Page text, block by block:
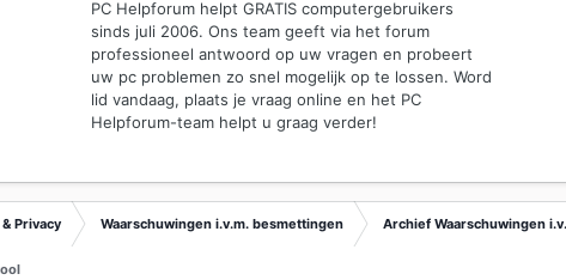
PC Helpforum helpt GRATIS computergebruikers
sinds juli 2006. Ons team geeft via het forum
professioneel antwoord op uw vragen en probeert
uw pc problemen zo snel mogelijk op te lossen. Word
lid vandaag, plaats je vraag online en het PC
Helpforum-team helpt u graag verder!
Privacy Waarschuwingen i.v.m. besmettingen Archief Waarschuwingen